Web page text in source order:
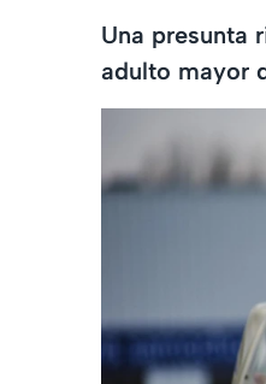
Una presunta
adulto mayor